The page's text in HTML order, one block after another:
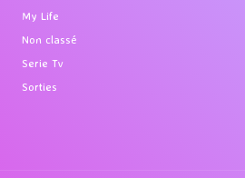
My Life
Non classé
Serie Tv
Sorties